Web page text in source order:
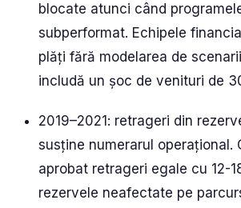
blocate atunci când
subperformat. Echipele
plăți fără modelarea de
includă un șoc de venituri de
2019–2021: retrageri din
susține numerarul operațional.
aprobat retrageri egale cu 12-
rezervele neafectate pe